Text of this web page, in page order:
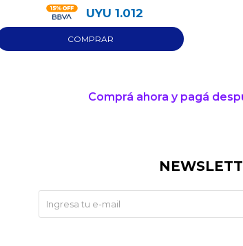
UYU 1.012
Comprá ahora y pagá